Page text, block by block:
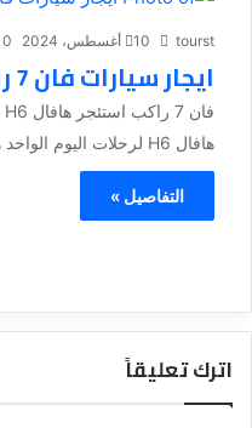
tourst 10 أغسطس، 2024 0
ايجار سيارات فان 7 راكب للرحلات اليوميه
هافال H6 لرحلات اليوم الواحد هو خيار...
التفاصيل »
اترك تعليقاً